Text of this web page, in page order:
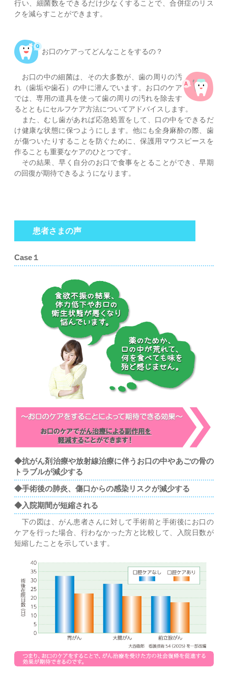
行い、細菌数をできるだけ少なくすることで、合併症のリス
クを減らすことができます。
お口のケアってどんなことをするの？
お口の中の細菌は、その大多数が、歯の周りの汚
れ（歯垢や歯石）の中に潜んでいます。お口のケア
では、専用の道具を使って歯の周りの汚れを除去す
るとともにセルフケア方法についてアドバイスします。
また、むし歯があれば応急処置をして、口の中をできるだ
け健康な状態に保つようにします。他にも全身麻酔の際、歯
が傷ついたりすることを防ぐために、保護用マウスピースを
作ることも重要なケアのひとつです。
その結果、早く自分のお口で食事をとることができ、早期
の回復が期待できるようになります。
患者さまの声
Case１
◆抗がん剤治療や放射線治療に伴うお口の中やあごの骨の
トラブルが減少する
◆手術後の肺炎、傷口からの感染リスクが減少する
◆入院期間が短縮される
下の図は、がん患者さんに対して手術前と手術後にお口の
ケアを行った場合、行わなかった方と比較して、入院日数が
短縮したことを示しています。